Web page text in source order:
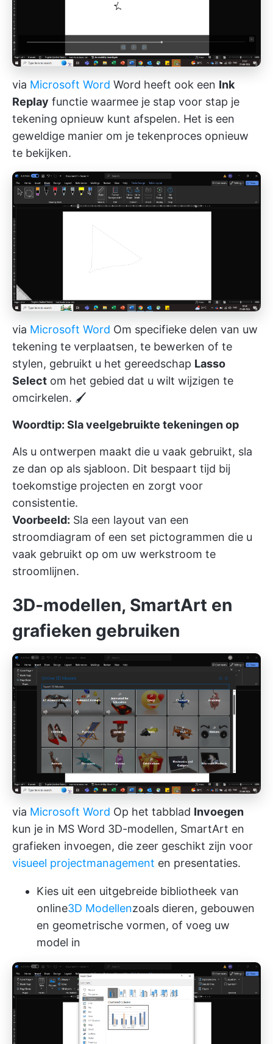
via Microsoft Word Word heeft ook een Ink
Replay functie waarmee je stap voor stap je
tekening opnieuw kunt afspelen. Het is een
geweldige manier om je tekenproces opnieuw
te bekijken.
via Microsoft Word Om specifieke delen van uw
tekening te verplaatsen, te bewerken of te
stylen, gebruikt u het gereedschap Lasso
Select om het gebied dat u wilt wijzigen te
omcirkelen. 🖌️
Woordtip: Sla veelgebruikte tekeningen op
Als u ontwerpen maakt die u vaak gebruikt, sla
ze dan op als sjabloon. Dit bespaart tijd bij
toekomstige projecten en zorgt voor
consistentie.
Voorbeeld: Sla een layout van een
stroomdiagram of een set pictogrammen die u
vaak gebruikt op om uw werkstroom te
stroomlijnen.
3D-modellen, SmartArt en
grafieken gebruiken
via Microsoft Word Op het tabblad Invoegen
kun je in MS Word 3D-modellen, SmartArt en
grafieken invoegen, die zeer geschikt zijn voor
visueel projectmanagement en presentaties.
Kies uit een uitgebreide bibliotheek van
online3D Modellenzoals dieren, gebouwen
en geometrische vormen, of voeg uw
model in